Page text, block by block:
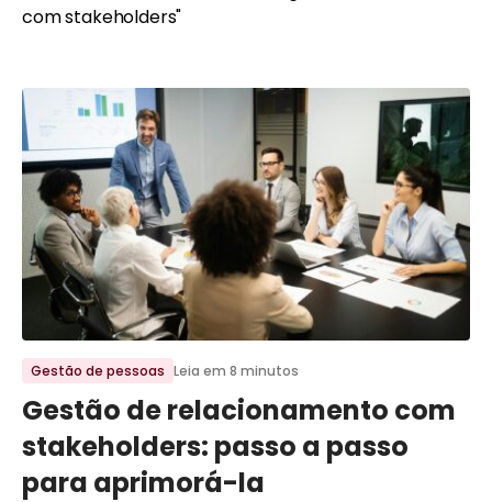
com stakeholders"
Gestão de pessoas Leia em 8 minutos
Gestão de relacionamento com
stakeholders: passo a passo
para aprimorá-la